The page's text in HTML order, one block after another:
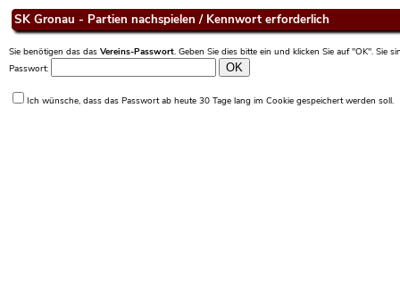
SK Gronau - Partien nachspielen / Kennwort erforderlich
Sie benötigen das das Vereins-Passwort. Geben Sie dies bitte ein und klicken Sie auf "OK". Sie
Passwort:
Ich wünsche, dass das Passwort ab heute 30 Tage lang im Cookie gespeichert werden soll.